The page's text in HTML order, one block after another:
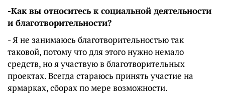
-Как вы относитесь к социальной деятельности
и благотворительности?
- Я не занимаюсь благотворительностью так
таковой, потому что для этого нужно немало
средств, но я участвую в благотворительных
проектах. Всегда стараюсь принять участие на
ярмарках, сборах по мере возможности.